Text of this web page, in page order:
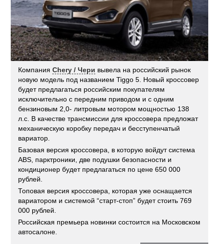
КомпанияChery / Чери вывела на российский рынок
новую модель под названием Tiggo 5. Новый кроссовер
будет предлагаться российским покупателям
исключительно с передним приводом и с одним
бензиновым 2,0- литровым мотором мощностью 138
л.с. В качестве трансмиссии для кроссовера предложат
механическую коробку передач и бесступенчатый
вариатор.
Базовая версия кроссовера, в которую войдут система
ABS, парктроники, две подушки безопасности и
кондиционер будет предлагаться по цене 650 000
рублей.
Топовая версия кроссовера, которая уже оснащается
вариатором и системой “старт-стоп” будет стоить 769
000 рублей.
Российская премьера новинки состоится на Московском
автосалоне.